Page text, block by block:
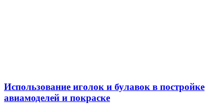
Использование иголок и булавок в постройке
авиамоделей и покраске